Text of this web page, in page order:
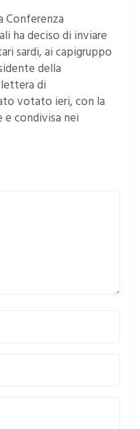
Conferenza
ha deciso di inviare
sardi, ai capigruppo
della
di
votato ieri, con la
e condivisa nei